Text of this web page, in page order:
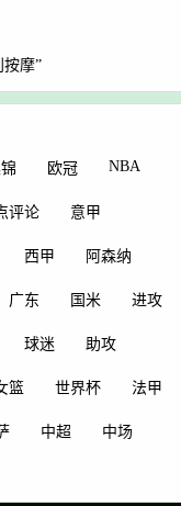
摩”
欧冠 NBA
评论 意甲
西甲 阿森纳
广东 国米 进攻
球迷 助攻
篮 世界杯 法甲
中超 中场